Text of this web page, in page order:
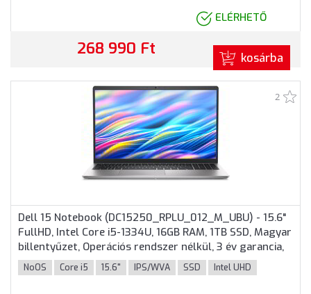
ELÉRHETŐ
268 990 Ft kosárba
2
Dell 15 Notebook (DC15250_RPLU_012_M_UBU) - 15.6"
FullHD, Intel Core i5-1334U, 16GB RAM, 1TB SSD, Magyar
billentyűzet, Operációs rendszer nélkül, 3 év garancia,
Ezüst színben
NoOS Core i5 15.6" IPS/WVA SSD Intel UHD